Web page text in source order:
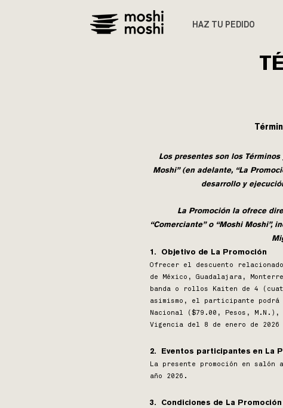
HAZ TU PEDIDO
Los presentes son los
Moshi” (en adelante, “La
desarrollo y
La Promoción la ofrece
“Comerciante” o “Moshi Moshi”,
1. Objetivo de La Promoción
Ofrecer el descuento
de México, Guadalajara,
banda o rollos Kaiten de 4
asimismo, el participante podrá
Nacional ($79.00, Pesos,
Vigencia del 8 de enero de
2. Eventos participantes en La
La presente promoción en
año 2026.​
3. Condiciones de La Promoción